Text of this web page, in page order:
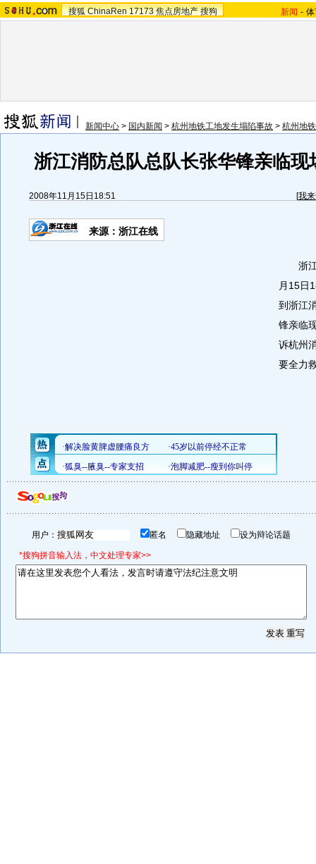
搜狐 ChinaRen 17173 焦点房地产 搜狗 新闻 -
新闻中心 > 国内新闻 > 杭州地铁工地发生塌陷事故 > 杭州地
浙江消防总队总队长张华锋亲临现
2008年11月15日18:51 [我
来源：浙江在线
浙江
月15日
到浙江
锋亲临
诉杭州
要全力
用户： 匿名 隐藏地址 设为辩论话题
*搜狗拼音输入法，中文处理专家>>